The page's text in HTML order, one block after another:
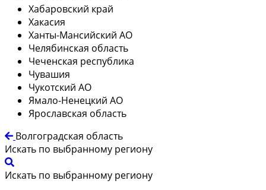
Хабаровский край
Хакасия
Ханты-Мансийский АО
Челябинская область
Чеченская республика
Чувашия
Чукотский АО
Ямало-Ненецкий АО
Ярославская область
Волгоградская область
Искать по выбранному региону
Искать по выбранному региону